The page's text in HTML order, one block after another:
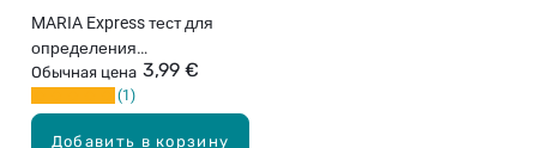
Добавить в корзину
MARIA Express тест для
определения
беременности, 1шт.
Обычная цена 3,99 €
1